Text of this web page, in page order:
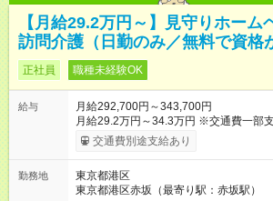
【月給29.2万円～】見守りホーム
訪問介護（日勤のみ／無料で資格
正社員 職種未経験OK
給与
月給292,700円～343,700円
月給29.2万円～34.3万円 ※交通費一部
験・能力を考慮して決定します 【入社後のモデル月収（無資
格・未経験入社の場合）】 ［入社］
社1年～2年半］ ジュニアMGR／月収
マネージャー／月収40万円以上 ※経験・能力等を考慮。 【試
交通費別途支給あり
勤務地
東京都港区
東京都港区赤坂（最寄り駅：赤坂駅）